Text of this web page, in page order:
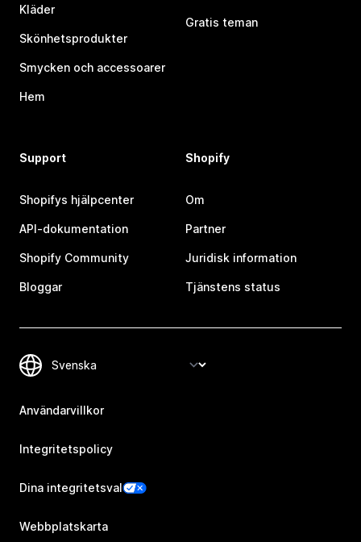
Kläder
Skönhetsprodukter
Smycken och accessoarer
Hem
Gratis teman
Support
Shopifys hjälpcenter
API-dokumentation
Shopify Community
Bloggar
Shopify
Om
Partner
Juridisk information
Tjänstens status
Användarvillkor
Integritetspolicy
Dina integritetsval
Webbplatskarta